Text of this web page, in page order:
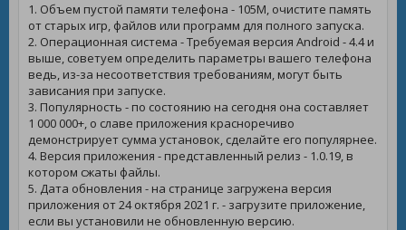
1. Объем пустой памяти телефона - 105M, очистите память
от старых игр, файлов или программ для полного запуска.
2. Операционная система - Требуемая версия Android - 4.4 и
выше, советуем определить параметры вашего телефона
ведь, из-за несоответствия требованиям, могут быть
зависания при запуске.
3. Популярность - по состоянию на сегодня она составляет
1 000 000+, о славе приложения красноречиво
демонстрирует сумма установок, сделайте его популярнее.
4. Версия приложения - представленный релиз - 1.0.19, в
котором сжаты файлы.
5. Дата обновления - на странице загружена версия
приложения от 24 октября 2021 г. - загрузите приложение,
если вы установили не обновленную версию.